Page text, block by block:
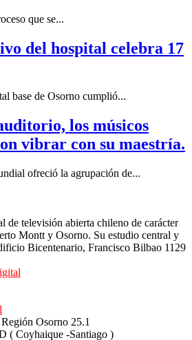
que se...
del hospital celebra 17
base de Osorno cumplió...
los músicos
vibrar con su maestría.
ofreció la agrupación de...
de televisión abierta chileno de carácter
Montt y Osorno. Su estudio central y
Bicentenario, Francisco Bilbao 1129
Osorno 25.1
( Coyhaique -Santiago )